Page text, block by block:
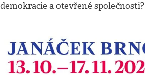
demokracie a otevřené společnosti?